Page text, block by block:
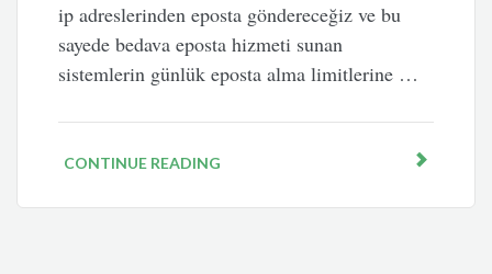
ip adreslerinden eposta göndereceğiz ve bu
sayede bedava eposta hizmeti sunan
sistemlerin günlük eposta alma limitlerine …
CONTINUE READING